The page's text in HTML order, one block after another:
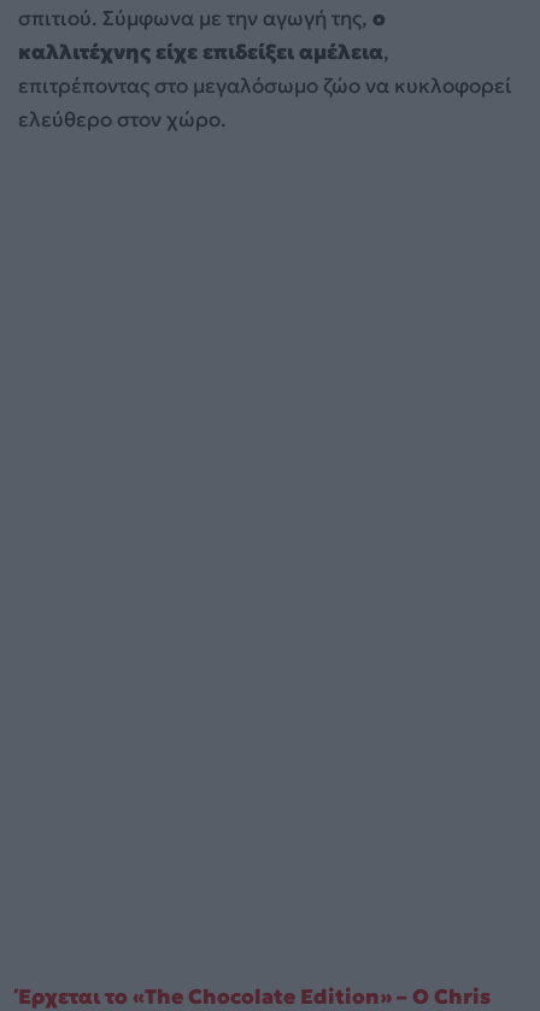
σπιτιού. Σύμφωνα με την αγωγή της, ο
καλλιτέχνης είχε επιδείξει αμέλεια,
επιτρέποντας στο μεγαλόσωμο ζώο να κυκλοφορεί
ελεύθερο στον χώρο.
Έρχεται το «The Chocolate Edition» – Ο Chris